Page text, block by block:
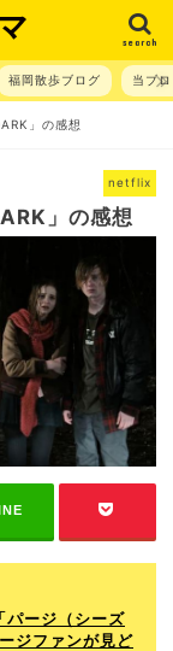
search
福岡散歩ブログ 当ブ
」の感想
netflix
」の感想
パージ（シーズ
ジファンが見ど